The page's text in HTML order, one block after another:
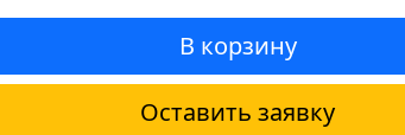
В корзину
Оставить заявку